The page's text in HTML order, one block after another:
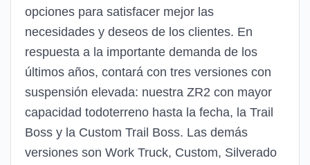
opciones para satisfacer mejor las
necesidades y deseos de los clientes. En
respuesta a la importante demanda de los
últimos años, contará con tres versiones con
suspensión elevada: nuestra ZR2 con mayor
capacidad todoterreno hasta la fecha, la Trail
Boss y la Custom Trail Boss. Las demás
versiones son Work Truck, Custom, Silverado